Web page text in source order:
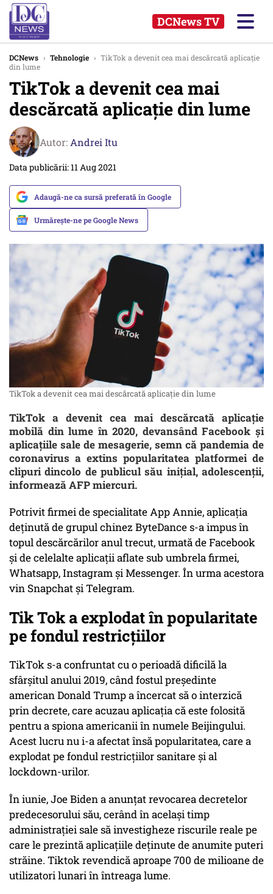
DCNews TV
DCNews › Tehnologie › TikTok a devenit cea mai descărcată aplicaţie
din lume
TikTok a devenit cea mai
descărcată aplicaţie din lume
Autor: Andrei Itu
Data publicării: 11 Aug 2021
Adaugă-ne ca sursă preferată în Google
Urmărește-ne pe Google News
TikTok a devenit cea mai descărcată aplicaţie din lume
TikTok a devenit cea mai descărcată aplicaţie
mobilă din lume în 2020, devansând Facebook şi
aplicaţiile sale de mesagerie, semn că pandemia de
coronavirus a extins popularitatea platformei de
clipuri dincolo de publicul său iniţial, adolescenţii,
informează AFP miercuri.
Potrivit firmei de specialitate App Annie, aplicaţia
deţinută de grupul chinez ByteDance s-a impus în
topul descărcărilor anul trecut, urmată de Facebook
şi de celelalte aplicaţii aflate sub umbrela firmei,
Whatsapp, Instagram şi Messenger. În urma acestora
vin Snapchat şi Telegram.
Tik Tok a explodat în popularitate
pe fondul restricțiilor
TikTok s-a confruntat cu o perioadă dificilă la
sfârşitul anului 2019, când fostul preşedinte
american Donald Trump a încercat să o interzică
prin decrete, care acuzau aplicaţia că este folosită
pentru a spiona americanii în numele Beijingului.
Acest lucru nu i-a afectat însă popularitatea, care a
explodat pe fondul restricţiilor sanitare şi al
lockdown-urilor.
În iunie, Joe Biden a anunţat revocarea decretelor
predecesorului său, cerând în acelaşi timp
administraţiei sale să investigheze riscurile reale pe
care le prezintă aplicaţiile deţinute de anumite puteri
străine. Tiktok revendică aproape 700 de milioane de
utilizatori lunari în întreaga lume.